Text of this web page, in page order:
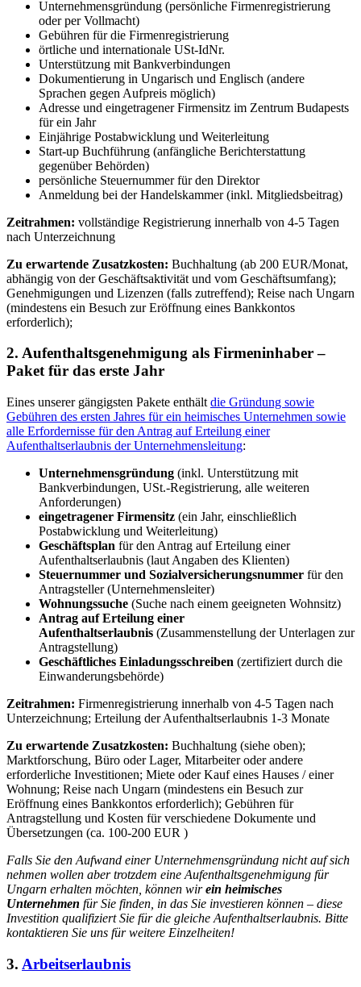
Unternehmensgründung (persönliche Firmenregistrierung
oder per Vollmacht)
Gebühren für die Firmenregistrierung
örtliche und internationale USt-IdNr.
Unterstützung mit Bankverbindungen
Dokumentierung in Ungarisch und Englisch (andere
Sprachen gegen Aufpreis möglich)
Adresse und eingetragener Firmensitz im Zentrum Budapests
für ein Jahr
Einjährige Postabwicklung und Weiterleitung
Start-up Buchführung (anfängliche Berichterstattung
gegenüber Behörden)
persönliche Steuernummer für den Direktor
Anmeldung bei der Handelskammer (inkl. Mitgliedsbeitrag)
Zeitrahmen: vollständige Registrierung innerhalb von 4-5 Tagen
nach Unterzeichnung
Zu erwartende Zusatzkosten: Buchhaltung (ab 200 EUR/Monat,
abhängig von der Geschäftsaktivität und vom Geschäftsumfang);
Genehmigungen und Lizenzen (falls zutreffend); Reise nach Ungarn
(mindestens ein Besuch zur Eröffnung eines Bankkontos
erforderlich);
2. Aufenthaltsgenehmigung als Firmeninhaber –
Paket für das erste Jahr
Eines unserer gängigsten Pakete enthält die Gründung sowie
Gebühren des ersten Jahres für ein heimisches Unternehmen sowie
alle Erfordernisse für den Antrag auf Erteilung einer
Aufenthaltserlaubnis der Unternehmensleitung:
Unternehmensgründung (inkl. Unterstützung mit
Bankverbindungen, USt.-Registrierung, alle weiteren
Anforderungen)
eingetragener Firmensitz (ein Jahr, einschließlich
Postabwicklung und Weiterleitung)
Geschäftsplan für den Antrag auf Erteilung einer
Aufenthaltserlaubnis (laut Angaben des Klienten)
Steuernummer und Sozialversicherungsnummer für den
Antragsteller (Unternehmensleiter)
Wohnungssuche (Suche nach einem geeigneten Wohnsitz)
Antrag auf Erteilung einer
Aufenthaltserlaubnis (Zusammenstellung der Unterlagen zur
Antragstellung)
Geschäftliches Einladungsschreiben (zertifiziert durch die
Einwanderungsbehörde)
Zeitrahmen: Firmenregistrierung innerhalb von 4-5 Tagen nach
Unterzeichnung; Erteilung der Aufenthaltserlaubnis 1-3 Monate
Zu erwartende Zusatzkosten: Buchhaltung (siehe oben);
Marktforschung, Büro oder Lager, Mitarbeiter oder andere
erforderliche Investitionen; Miete oder Kauf eines Hauses / einer
Wohnung; Reise nach Ungarn (mindestens ein Besuch zur
Eröffnung eines Bankkontos erforderlich); Gebühren für
Antragstellung und Kosten für verschiedene Dokumente und
Übersetzungen (ca. 100-200 EUR )
Falls Sie den Aufwand einer Unternehmensgründung nicht auf sich
nehmen wollen aber trotzdem eine Aufenthaltsgenehmigung für
Ungarn erhalten möchten, können wirein heimisches
Unternehmen für Sie finden, in das Sie investieren können – diese
Investition qualifiziert Sie für die gleiche Aufenthaltserlaubnis. Bitte
kontaktieren Sie uns für weitere Einzelheiten!
3. Arbeitserlaubnis